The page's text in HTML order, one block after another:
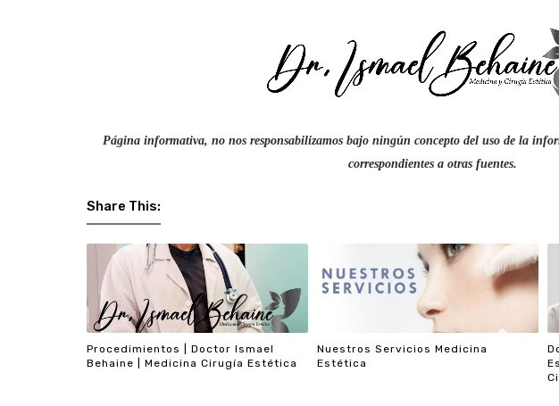
Página informativa, no nos responsabilizamos bajo ningún concepto del uso de la
correspondientes a otras fuentes.
Share This:
Procedimientos | Doctor Ismael
Behaine | Medicina Cirugía Estética
Nuestros Servicios Medicina
Estética